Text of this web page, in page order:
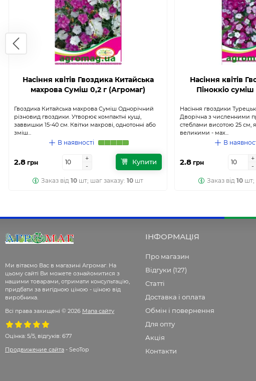
Насіння квітів Гвоздика Китайська
махрова Суміш 0,2 г (Агромаг)
Гвоздика Китайська махрова Суміш Однорічний
різновид гвоздики. Утворює компактні кущі,
заввишки 15-40 см. Квітки махрові, однотонні або
зміш...
В наявності
2.8 грн
+
-
+
-
Купити
Заказ від 10 шт; шаг заказу: 10 шт
Насіння квітів
Піноккіо
Насіння гвоздики
Дворічна з численними
стеблами висотою 25 см,
великими - мах...
В
2.8 грн
+
-
+
-
Заказ від 10 шт;
Ми вітаємо Вас в магазині Агромаг. На
цьому сайті Ви можете ознайомитися з
нашими товарами, отримати консультацію,
придбати за вигідною ціною - ціною від
виробника.
Всі права захищені © 2026 Мапа сайту
Оцінка: 5/5, відгуків: 677
Продвижение сайта - SeoTop
ІНФОРМАЦІЯ
Про магазин
Відгуки (127)
Статті
Доставка і оплата
Обмін і повернення
Для опту
Акція
Контакти